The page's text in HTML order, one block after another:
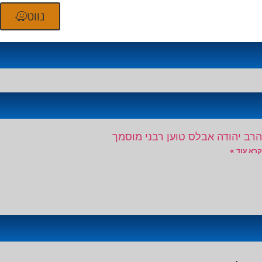
נווט
הרב יהודה אבלס טוען רבני מוסמך
קרא עוד »